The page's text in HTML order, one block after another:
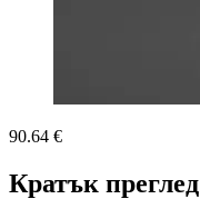
90.64 €
Кратък преглед